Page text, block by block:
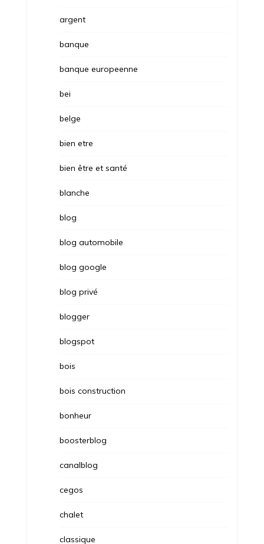
argent
banque
banque europeenne
bei
belge
bien etre
bien être et santé
blanche
blog
blog automobile
blog google
blog privé
blogger
blogspot
bois
bois construction
bonheur
boosterblog
canalblog
cegos
chalet
classique